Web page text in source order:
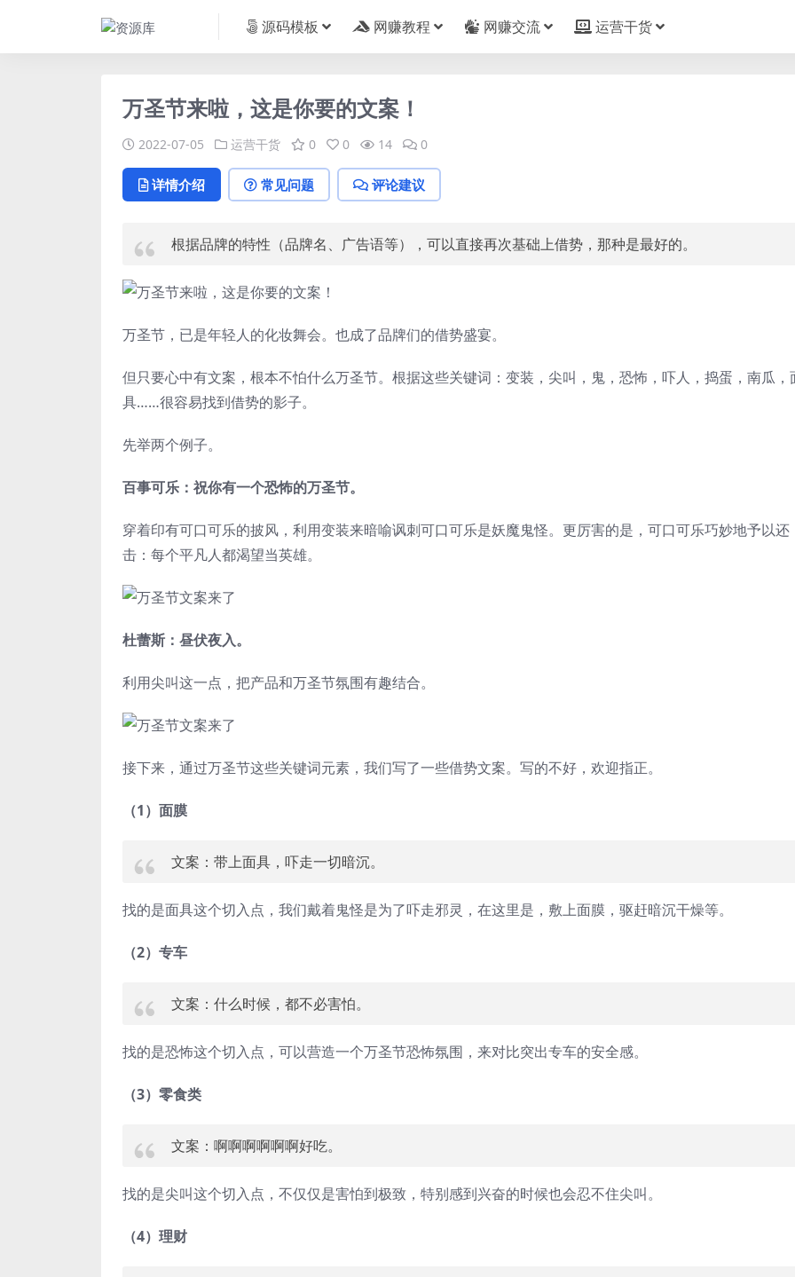
源码模板 网赚教程 网赚交流 运营干货
万圣节来啦，这是你要的文案！
2022-07-05 运营干货 0 0 14 0
详情介绍 常见问题 评论建议
根据品牌的特性（品牌名、广告语等），可以直接再次基础上借势，那种是最好的。
万圣节，已是年轻人的化妆舞会。也成了品牌们的借势盛宴。
但只要心中有文案，根本不怕什么万圣节。根据这些关键词：变装，尖叫，鬼，恐怖，吓人，捣蛋，南瓜，
具……很容易找到借势的影子。
先举两个例子。
百事可乐：祝你有一个恐怖的万圣节。
穿着印有可口可乐的披风，利用变装来暗喻讽刺可口可乐是妖魔鬼怪。更厉害的是，可口可乐巧妙地予以还
击：每个平凡人都渴望当英雄。
杜蕾斯：昼伏夜入。
利用尖叫这一点，把产品和万圣节氛围有趣结合。
接下来，通过万圣节这些关键词元素，我们写了一些借势文案。写的不好，欢迎指正。
（1）面膜
文案：带上面具，吓走一切暗沉。
找的是面具这个切入点，我们戴着鬼怪是为了吓走邪灵，在这里是，敷上面膜，驱赶暗沉干燥等。
（2）专车
文案：什么时候，都不必害怕。
找的是恐怖这个切入点，可以营造一个万圣节恐怖氛围，来对比突出专车的安全感。
（3）零食类
文案：啊啊啊啊啊啊好吃。
找的是尖叫这个切入点，不仅仅是害怕到极致，特别感到兴奋的时候也会忍不住尖叫。
（4）理财